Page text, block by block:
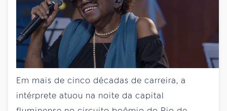
Em mais de cinco décadas de carreira, a
intérprete atuou na noite da capital